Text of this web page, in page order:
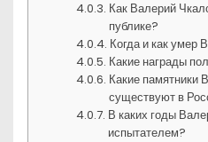
Как Валерий
публике?
Когда и как умер
Какие награды
Какие памятники
существуют в
В каких годы
испытателем?